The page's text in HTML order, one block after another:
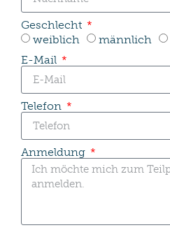
Geschlecht
weiblich
männlich
E-Mail
Telefon
Anmeldung